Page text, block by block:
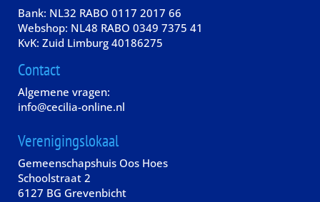
Bank: NL32 RABO 0117 2017 66
Webshop: NL48 RABO 0349 7375 41
KvK: Zuid Limburg 40186275
Contact
Algemene vragen:
info@cecilia-online.nl
Verenigingslokaal
Gemeenschapshuis Oos Hoes
Schoolstraat 2
6127 BG Grevenbicht